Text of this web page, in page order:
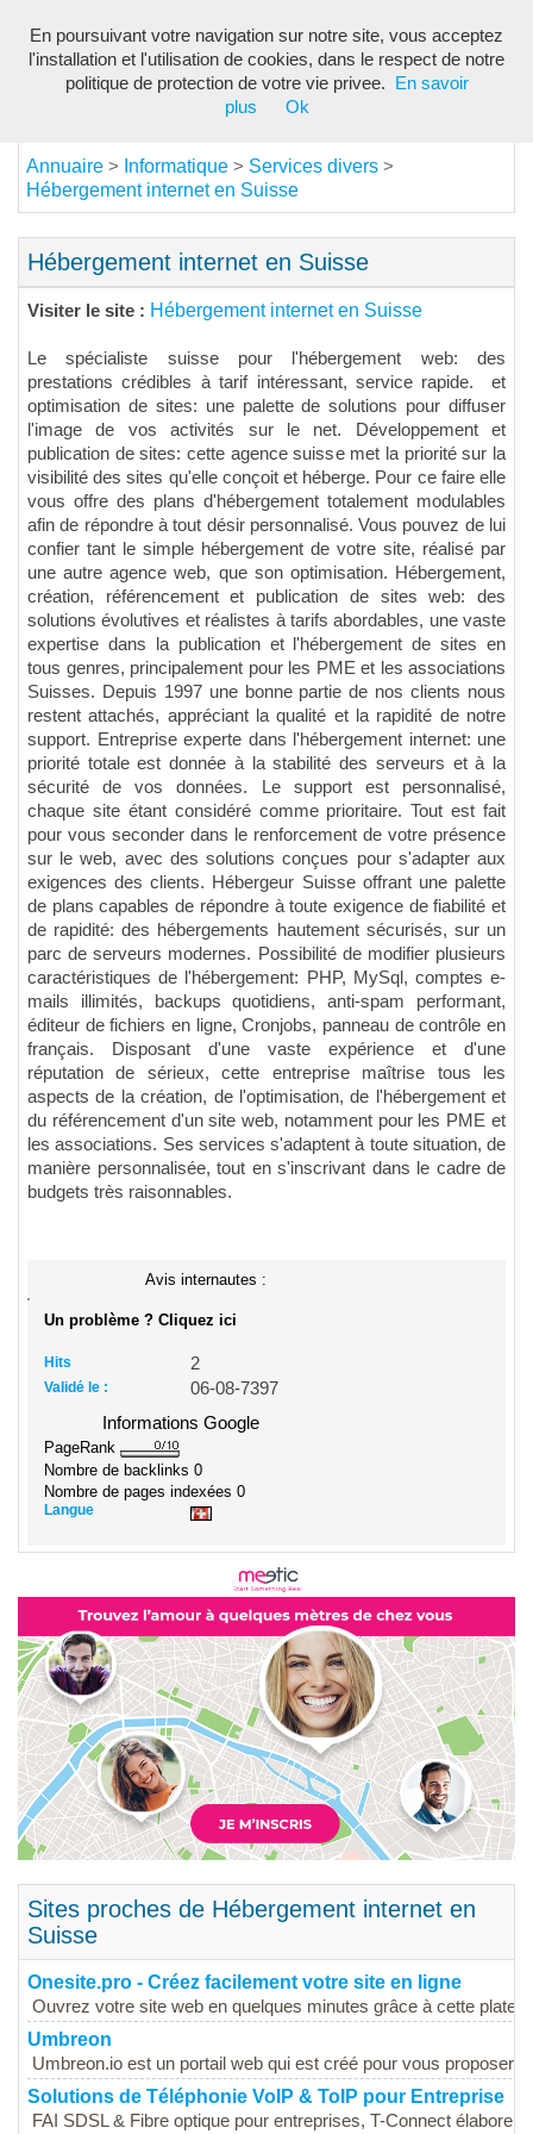
Annuaire > Informatique > Services divers >
Hébergement internet en Suisse
Hébergement internet en Suisse
Visiter le site : Hébergement internet en Suisse
Le spécialiste suisse pour l'hébergement web: des
prestations crédibles à tarif intéressant, service rapide. et
optimisation de sites: une palette de solutions pour diffuser
l'image de vos activités sur le net. Développement et
publication de sites: cette agence suisse met la priorité sur la
visibilité des sites qu'elle conçoit et héberge. Pour ce faire elle
vous offre des plans d'hébergement totalement modulables
afin de répondre à tout désir personnalisé. Vous pouvez de lui
confier tant le simple hébergement de votre site, réalisé par
une autre agence web, que son optimisation. Hébergement,
création, référencement et publication de sites web: des
solutions évolutives et réalistes à tarifs abordables, une vaste
expertise dans la publication et l'hébergement de sites en
tous genres, principalement pour les PME et les associations
Suisses. Depuis 1997 une bonne partie de nos clients nous
restent attachés, appréciant la qualité et la rapidité de notre
support. Entreprise experte dans l'hébergement internet: une
priorité totale est donnée à la stabilité des serveurs et à la
sécurité de vos données. Le support est personnalisé,
chaque site étant considéré comme prioritaire. Tout est fait
pour vous seconder dans le renforcement de votre présence
sur le web, avec des solutions conçues pour s'adapter aux
exigences des clients. Hébergeur Suisse offrant une palette
de plans capables de répondre à toute exigence de fiabilité et
de rapidité: des hébergements hautement sécurisés, sur un
parc de serveurs modernes. Possibilité de modifier plusieurs
caractéristiques de l'hébergement: PHP, MySql, comptes e-
mails illimités, backups quotidiens, anti-spam performant,
éditeur de fichiers en ligne, Cronjobs, panneau de contrôle en
français. Disposant d'une vaste expérience et d'une
réputation de sérieux, cette entreprise maîtrise tous les
aspects de la création, de l'optimisation, de l'hébergement et
du référencement d'un site web, notamment pour les PME et
les associations. Ses services s'adaptent à toute situation, de
manière personnalisée, tout en s'inscrivant dans le cadre de
budgets très raisonnables.
Avis internautes :
Un problème ? Cliquez ici
Hits 2
Validé le :
06-08-7397
Informations Google
PageRank
Nombre de backlinks 0
Nombre de pages indexées 0
Langue
Sites proches de Hébergement internet en
Suisse
Onesite.pro - Créez facilement votre site en ligne
Ouvrez votre site web en quelques minutes grâce à cette
Umbreon
Umbreon.io est un portail web qui est créé pour vous proposer
Solutions de Téléphonie VoIP & ToIP pour Entreprise
FAI SDSL & Fibre optique pour entreprises, T-Connect élabore
En poursuivant votre navigation sur notre site, vous acceptez
l'installation et l'utilisation de cookies, dans le respect de notre
politique de protection de votre vie privee.
En savoir
plus
Ok